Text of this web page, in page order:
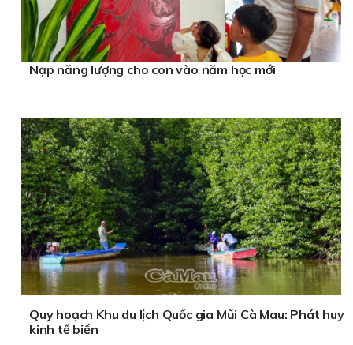
Nạp năng lượng cho con vào năm học mới
Quy hoạch Khu du lịch Quốc gia Mũi Cà Mau: Phát huy
kinh tế biển